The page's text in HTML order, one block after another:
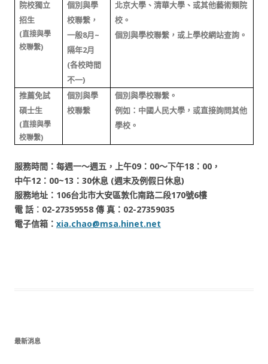
院校獨立
招生
(直接與學
校聯繫)
個別與學
校聯繫，
一般8月 ~
隔年2月
(各校時間
不一)
北京大學、清華大學、或其他藝術類院
校。
個別與學校聯繫，或上學校網站查詢。
推薦免試
碩士生
(直接與學
校聯繫)
個別與學
校聯繫
個別與學校聯繫。
例如：中國人民大學，或直接詢問其他
學校。
服務時間：每週一～週五， 上午09：00～下午18：00，
中午12：00~13：30休息 (週末及例假日休息)
服務地址：106台北市大安區敦化南路二段170號6樓
電 話︰02-27359558 傳 真：02-27359035
電子信箱： xia.chao@msa.hinet.net
最新消息